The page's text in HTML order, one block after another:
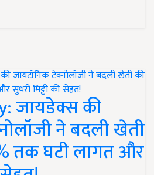
जायडेक्स की
ने बदली खेती
तक घटी लागत और